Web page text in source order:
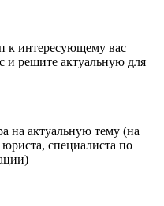
к интересующему вас
решите актуальную для
на актуальную тему (на
специалиста по